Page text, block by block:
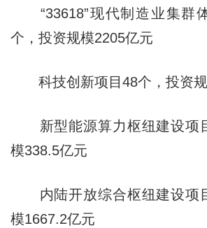
“33618”现代制造业集群
个，投资规模2205亿元
科技创新项目48个，投资规
新型能源算力枢纽建设项
模338.5亿元
内陆开放综合枢纽建设项
模1667.2亿元